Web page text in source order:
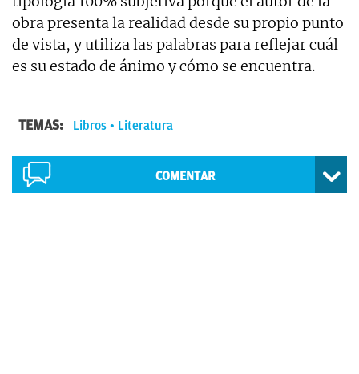
obra presenta la realidad desde su propio punto
de vista, y utiliza las palabras para reflejar cuál
es su estado de ánimo y cómo se encuentra.
TEMAS: Libros Literatura
COMENTAR